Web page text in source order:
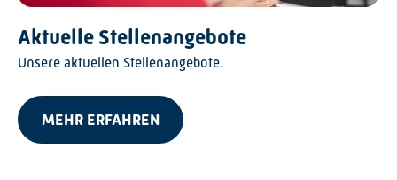
Aktuelle Stellenangebote
Unsere aktuellen Stellenangebote.
MEHR ERFAHREN